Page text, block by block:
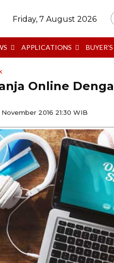
Friday, 7 August 2026
APPLICATIONS
Online
2016 21:30 WIB